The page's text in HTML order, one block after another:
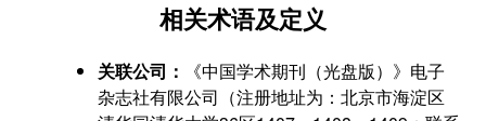
相关术语及定义
关联公司：
《中国学术期刊（光盘版）》电子
杂志社有限公司（注册地址为：北京市海淀区